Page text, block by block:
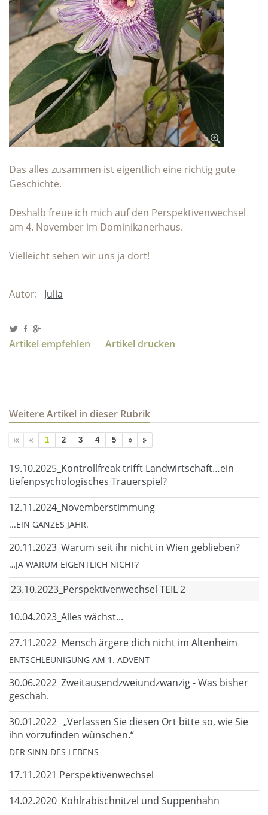
Das alles zusammen ist eigentlich eine richtig gute
Geschichte.
Deshalb freue ich mich auf den Perspektivenwechsel
am 4. November im Dominikanerhaus.
Vielleicht sehen wir uns ja dort!
Autor: Julia
Artikel empfehlen Artikel drucken
Weitere Artikel in dieser Rubrik
1 2 3 4 5
19.10.2025_Kontrollfreak trifft Landwirtschaft…ein
tiefenpsychologisches Trauerspiel?
12.11.2024_Novemberstimmung
...EIN GANZES JAHR.
20.11.2023_Warum seit ihr nicht in Wien geblieben?
…JA WARUM EIGENTLICH NICHT?
23.10.2023_Perspektivenwechsel TEIL 2
10.04.2023_Alles wächst...
27.11.2022_Mensch ärgere dich nicht im Altenheim
ENTSCHLEUNIGUNG AM 1. ADVENT
30.06.2022_Zweitausendzweiundzwanzig - Was bisher
geschah.
30.01.2022_ „Verlassen Sie diesen Ort bitte so, wie Sie
ihn vorzufinden wünschen.“
DER SINN DES LEBENS
17.11.2021 Perspektivenwechsel
14.02.2020_Kohlrabischnitzel und Suppenhahn